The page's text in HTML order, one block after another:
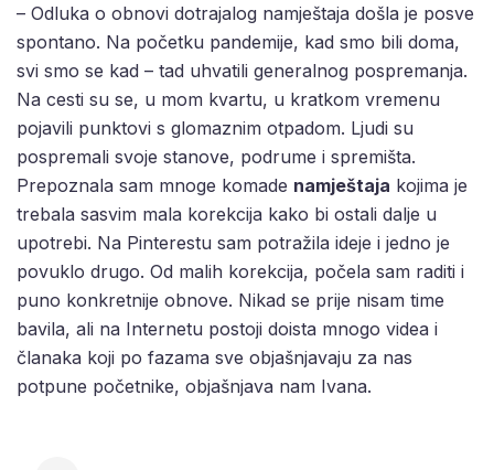
– Odluka o obnovi dotrajalog namještaja došla je posve
spontano. Na početku pandemije, kad smo bili doma,
svi smo se kad – tad uhvatili generalnog pospremanja.
Na cesti su se, u mom kvartu, u kratkom vremenu
pojavili punktovi s glomaznim otpadom. Ljudi su
pospremali svoje stanove, podrume i spremišta.
Prepoznala sam mnoge komade namještaja kojima je
trebala sasvim mala korekcija kako bi ostali dalje u
upotrebi. Na Pinterestu sam potražila ideje i jedno je
povuklo drugo. Od malih korekcija, počela sam raditi i
puno konkretnije obnove. Nikad se prije nisam time
bavila, ali na Internetu postoji doista mnogo videa i
članaka koji po fazama sve objašnjavaju za nas
potpune početnike, objašnjava nam Ivana.